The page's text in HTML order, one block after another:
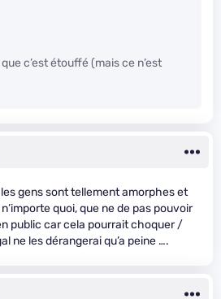
c’est étouffé (mais ce n’est
gens sont tellement amorphes et
quoi, que ne de pas pouvoir
public car cela pourrait choquer /
ne les dérangerai qu’a peine ….